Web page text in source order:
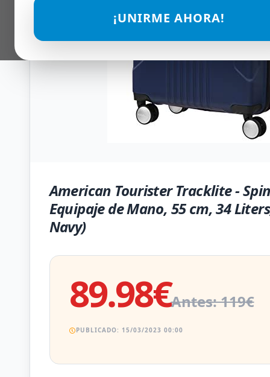
¡UNIRME AHORA!
American Tourister Tracklite -
Equipaje de Mano, 55 cm, 34
Navy)
89.98€Antes: 119€
PUBLICADO: 15/03/2023 00:00